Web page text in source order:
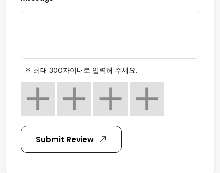
※ 최대 300자이내로 입력해 주세요.
Submit Review